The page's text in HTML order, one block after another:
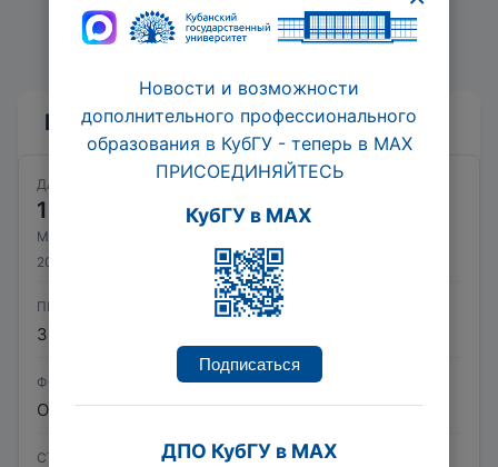
подчиненные им Органы местного
самоуправления.
Ближайшие даты курсов
ДАТА НАЧАЛА
12
МАЙ
2026
ДАТА ОКОНЧАНИЯ
21
2026
ПРОДОЛЖИТЕЛЬНОСТЬ
36 час.
ФОРМА ОБУЧЕНИЯ
Очно-заочная с ДОТ
СТОИМОСТЬ
Новости и возможности
дополнительного профессионального
образования в КубГУ - теперь в МАХ
ПРИСОЕДИНЯЙТЕСЬ
КубГУ в MAX
Подписаться
ДПО КубГУ в MAX